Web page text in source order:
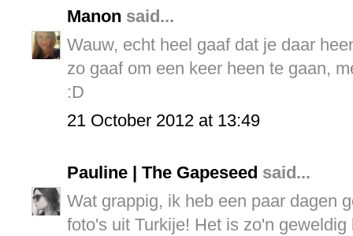
Manon said...
Wauw, echt heel gaaf dat je daar
zo gaaf om een keer heen te gaan,
:D
21 October 2012 at 13:49
Pauline | The Gapeseed said...
Wat grappig, ik heb een paar dagen
foto's uit Turkije! Het is zo'n geweldig